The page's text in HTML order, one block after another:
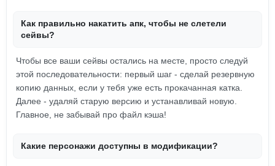
Как правильно накатить апк, чтобы не слетели
сейвы?
Чтобы все ваши сейвы остались на месте, просто следуй
этой последовательности: первый шаг - сделай резервную
копию данных, если у тебя уже есть прокачанная катка.
Далее - удаляй старую версию и устанавливай новую.
Главное, не забывай про файл кэша!
Какие персонажи доступны в модификации?